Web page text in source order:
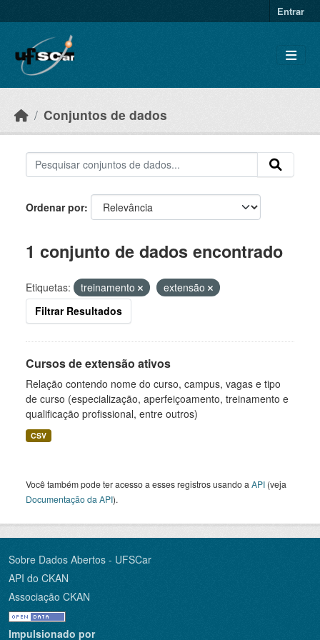
Entrar
Conjuntos de dados
Ordenar por
1 conjunto de dados encontrado
Etiquetas: treinamento
extensão
Filtrar Resultados
Cursos de extensão ativos
Relação contendo nome do curso, campus, vagas e tipo
de curso (especialização, aperfeiçoamento, treinamento e
qualificação profissional, entre outros)
CSV
Você também pode ter acesso a esses registros usando a API (veja
Documentação da API).
Sobre Dados Abertos - UFSCar
API do CKAN
Associação CKAN
Impulsionado por